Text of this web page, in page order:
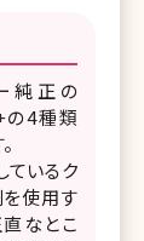
純正の
の4種類
ているク
を使用す
なとこ